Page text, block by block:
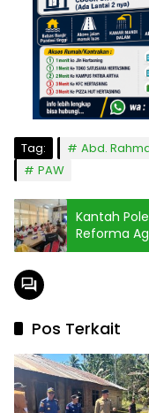
Tag: Abd.
PAW
Kantah
Reforma
Pos Terkait